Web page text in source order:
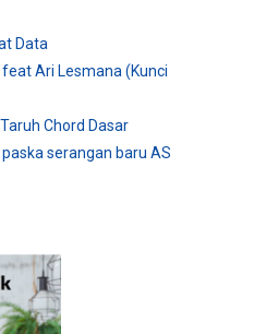
Data
Ari Lesmana (Kunci
Chord Dasar
serangan baru AS